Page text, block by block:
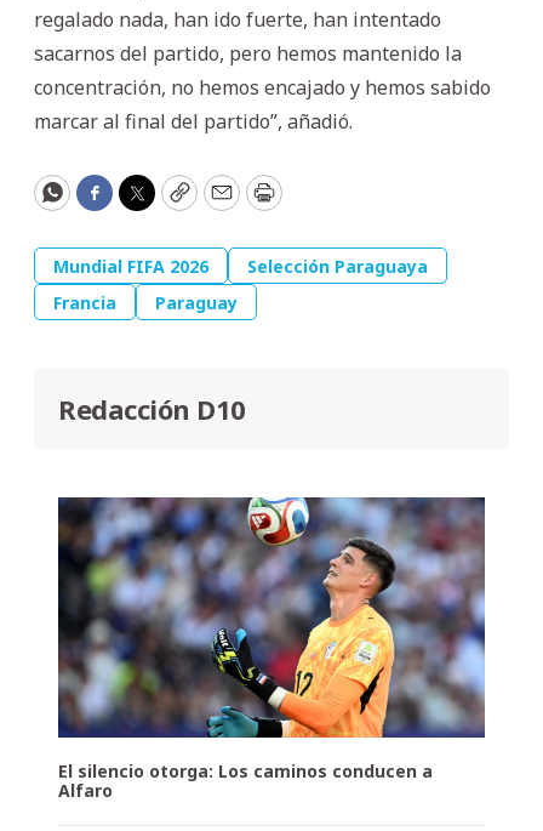
regalado nada, han ido fuerte, han intentado
sacarnos del partido, pero hemos mantenido la
concentración, no hemos encajado y hemos sabido
marcar al final del partido”, añadió.
WhatsApp
Facebook
Twitter
CopyEmailPrint
Mundial FIFA 2026
Selección Paraguaya
Francia
Paraguay
Redacción D10
El silencio otorga: Los caminos conducen a
Alfaro